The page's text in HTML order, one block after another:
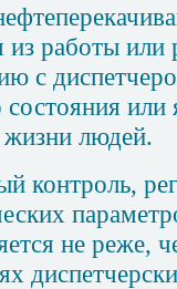
из работы или
с
состояния
жизни людей.
контроль,
не реже,